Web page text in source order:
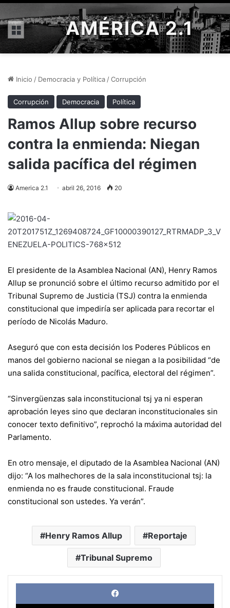
Menú AMÉRICA 2.1
Inicio / Democracia y Política /Corrupción
Corrupción Democracia Política
Ramos Allup sobre recurso
contra la enmienda: Niegan
salida pacífica del régimen
America 2.1 abril 26, 2016 20
El presidente de la Asamblea Nacional (AN), Henry Ramos
Allup se pronunció sobre el último recurso admitido por el
Tribunal Supremo de Justicia (TSJ) contra la enmienda
constitucional que impediría ser aplicada para recortar el
período de Nicolás Maduro.
Aseguró que con esta decisión los Poderes Públicos en
manos del gobierno nacional se niegan a la posibilidad “de
una salida constitucional, pacífica, electoral del régimen”.
“Sinvergüenzas sala inconstitucional tsj ya ni esperan
aprobación leyes sino que declaran inconstitucionales sin
conocer texto definitivo”, reprochó la máxima autoridad del
Parlamento.
En otro mensaje, el diputado de la Asamblea Nacional (AN)
dijo: “A los malhechores de la sala inconstitucional tsj: la
enmienda no es fraude constitucional. Fraude
constitucional son ustedes. Ya verán”.
Henry Ramos Allup Reportaje
Tribunal Supremo
X